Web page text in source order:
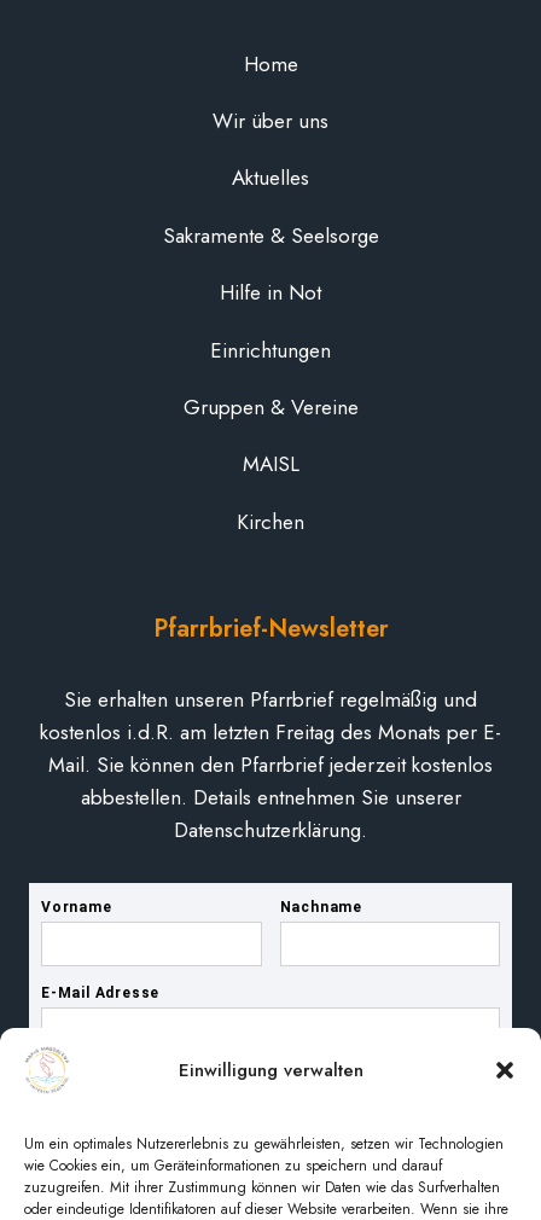
Einwilligung verwalten
Um ein optimales Nutzererlebnis zu gewährleisten, setzen wir Technologien
wie Cookies ein, um Geräteinformationen zu speichern und darauf
zuzugreifen. Mit ihrer Zustimmung können wir Daten wie das Surfverhalten
oder eindeutige Identifikatoren auf dieser Website verarbeiten. Wenn sie ihre
Home
Wir über uns
Aktuelles
Sakramente & Seelsorge
Hilfe in Not
Einrichtungen
Gruppen & Vereine
MAISL
Kirchen
Pfarrbrief-Newsletter
Sie erhalten unseren Pfarrbrief regelmäßig und
kostenlos i.d.R. am letzten Freitag des Monats per E-
Mail. Sie können den Pfarrbrief jederzeit kostenlos
abbestellen. Details entnehmen Sie unserer
Datenschutzerklärung.